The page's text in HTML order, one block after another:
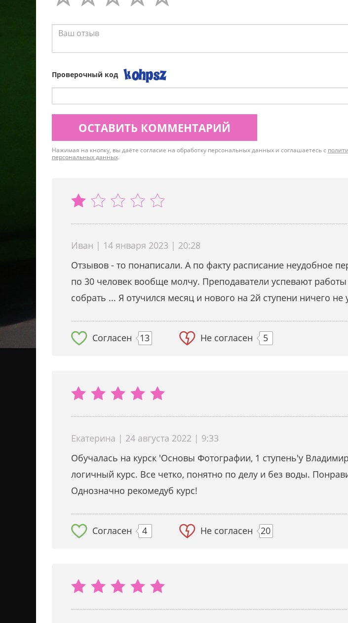
Проверочный код
ОСТАВИТЬ КОММЕНТАРИЙ
Нажимая на кнопку, вы даёте согласие на обработку персональных данных и соглашаетесь с
персональных данных.
Иван | 14 января 2023 | 20:28
Отзывов - то понаписали. А по факту расписание неудобное
по 30 человек вообще молчу. Преподаватели успевают
собрать ... Я отучился месяц и нового на 2й ступени ничего
Согласен 13 Не согласен 5
Екатерина | 24 августа 2022 | 9:33
Обучалась на курск 'Основы Фотографии, 1 ступень'у
логичный курс. Все четко, понятно по делу и без воды.
Однозначно рекомедуб курс!
Согласен 4 Не согласен 20